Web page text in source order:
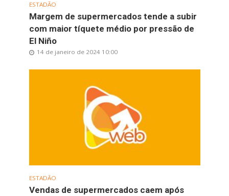
ESTADÃO
Margem de supermercados tende a subir
com maior tíquete médio por pressão de
El Niño
14 de janeiro de 2024 10:00
ESTADÃO
Vendas de supermercados caem após